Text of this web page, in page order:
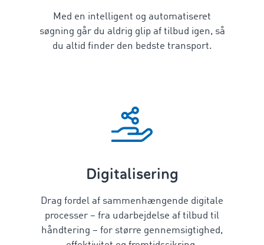
Med en intelligent og automatiseret
søgning går du aldrig glip af tilbud igen, så
du altid finder den bedste transport.
Digitalisering
Drag fordel af sammenhængende digitale
processer – fra udarbejdelse af tilbud til
håndtering – for større gennemsigtighed,